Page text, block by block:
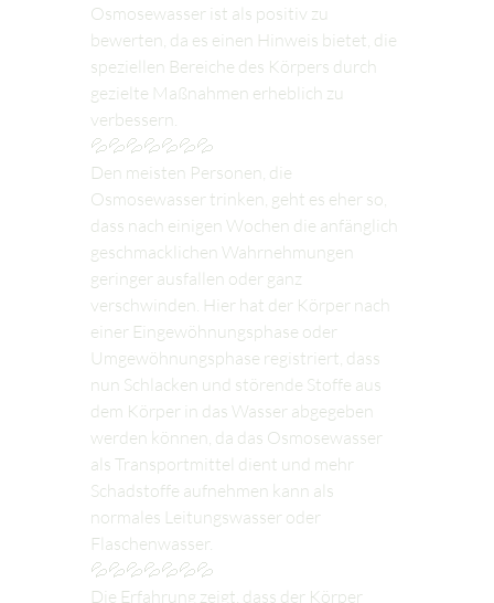
Osmosewasser ist als positiv zu
bewerten, da es einen Hinweis bietet, die
speziellen Bereiche des Körpers durch
gezielte Maßnahmen erheblich zu
verbessern.
💦💦💦💦💦💦💦
Den meisten Personen, die
Osmosewasser trinken, geht es eher so,
dass nach einigen Wochen die anfänglich
geschmacklichen Wahrnehmungen
geringer ausfallen oder ganz
verschwinden. Hier hat der Körper nach
einer Eingewöhnungsphase oder
Umgewöhnungsphase registriert, dass
nun Schlacken und störende Stoffe aus
dem Körper in das Wasser abgegeben
werden können, da das Osmosewasser
als Transportmittel dient und mehr
Schadstoffe aufnehmen kann als
normales Leitungswasser oder
Flaschenwasser.
💦💦💦💦💦💦💦
Die Erfahrung zeigt, dass der Körper